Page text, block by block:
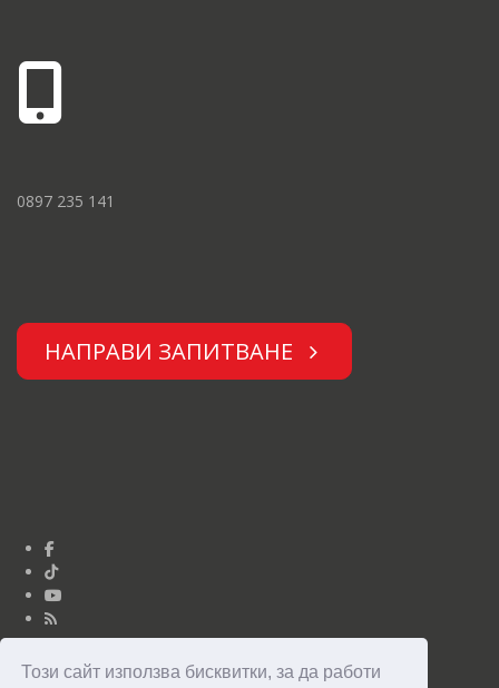
Този сайт използва бисквитки, за да работи
0897 235 141
НАПРАВИ ЗАПИТВАНЕ